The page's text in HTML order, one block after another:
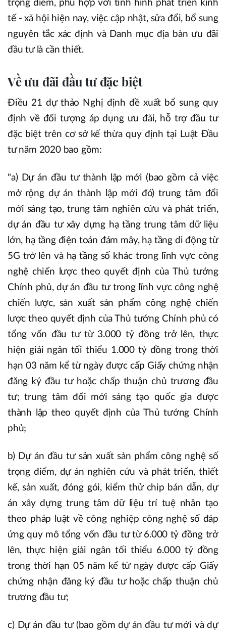
trọng điểm, phù hợp với tình hình phát triển kinh
tế - xã hội hiện nay, việc cập nhật, sửa đổi, bổ sung
nguyên tắc xác định và Danh mục địa bàn ưu đãi
đầu tư là cần thiết.
Về ưu đãi đầu tư đặc biệt
Điều 21 dự thảo Nghị định đề xuất bổ sung quy
định về đối tượng áp dụng ưu đãi, hỗ trợ đầu tư
đặc biệt trên cơ sở kế thừa quy định tại Luật Đầu
tư năm 2020 bao gồm:
"a) Dự án đầu tư thành lập mới (bao gồm cả việc
mở rộng dự án thành lập mới đó) trung tâm đổi
mới sáng tạo, trung tâm nghiên cứu và phát triển,
dự án đầu tư xây dựng hạ tầng trung tâm dữ liệu
lớn, hạ tầng điện toán đám mây, hạ tầng di động từ
5G trở lên và hạ tầng số khác trong lĩnh vực công
nghệ chiến lược theo quyết định của Thủ tướng
Chính phủ, dự án đầu tư trong lĩnh vực công nghệ
chiến lược, sản xuất sản phẩm công nghệ chiến
lược theo quyết định của Thủ tướng Chính phủ có
tổng vốn đầu tư từ 3.000 tỷ đồng trở lên, thực
hiện giải ngân tối thiểu 1.000 tỷ đồng trong thời
hạn 03 năm kể từ ngày được cấp Giấy chứng nhận
đăng ký đầu tư hoặc chấp thuận chủ trương đầu
tư; trung tâm đổi mới sáng tạo quốc gia được
thành lập theo quyết định của Thủ tướng Chính
phủ;
b) Dự án đầu tư sản xuất sản phẩm công nghệ số
trọng điểm, dự án nghiên cứu và phát triển, thiết
kế, sản xuất, đóng gói, kiểm thử chip bán dẫn, dự
án xây dựng trung tâm dữ liệu trí tuệ nhân tạo
theo pháp luật về công nghiệp công nghệ số đáp
ứng quy mô tổng vốn đầu tư từ 6.000 tỷ đồng trở
lên, thực hiện giải ngân tối thiểu 6.000 tỷ đồng
trong thời hạn 05 năm kể từ ngày được cấp Giấy
chứng nhận đăng ký đầu tư hoặc chấp thuận chủ
trương đầu tư;
c) Dự án đầu tư (bao gồm dự án đầu tư mới và dự